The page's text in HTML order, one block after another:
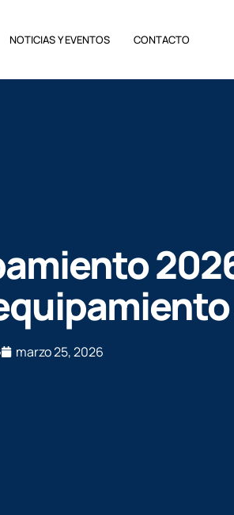
NOTICIAS Y EVENTOS CONTACTO
marzo 25, 2026